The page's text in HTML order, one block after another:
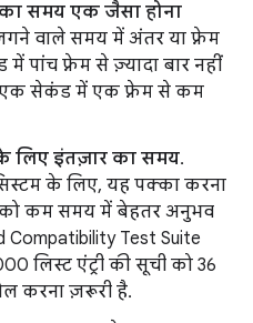
समय एक जैसा होना
वाले समय में अंतर या फ़्रेम
पांच फ़्रेम से ज़्यादा बार नहीं
एक सेकंड में एक फ़्रेम से कम
लिए इंतज़ार का समय.
के लिए, यह पक्का करना
को कम समय में बेहतर अनुभव
Test Suite
लिस्ट एंट्री की सूची को 36
करना ज़रूरी है.